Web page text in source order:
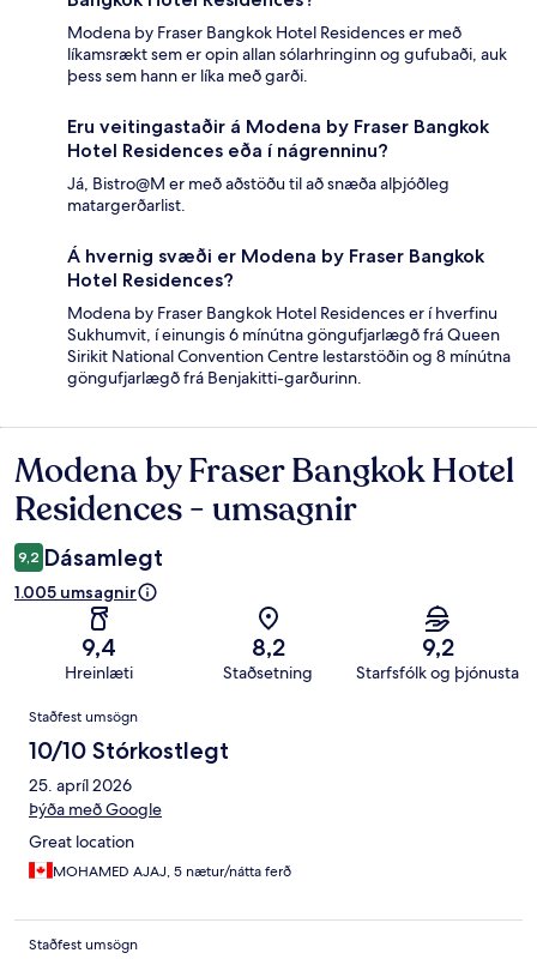
Modena by Fraser Bangkok Hotel Residences er með
líkamsrækt sem er opin allan sólarhringinn og gufubaði, auk
þess sem hann er líka með garði.
Eru veitingastaðir á Modena by Fraser Bangkok
Hotel Residences eða í nágrenninu?
Já, Bistro@M er með aðstöðu til að snæða alþjóðleg
matargerðarlist.
Á hvernig svæði er Modena by Fraser Bangkok
Hotel Residences?
Modena by Fraser Bangkok Hotel Residences er í hverfinu
Sukhumvit, í einungis 6 mínútna göngufjarlægð frá Queen
Sirikit National Convention Centre lestarstöðin og 8 mínútna
göngufjarlægð frá Benjakitti-garðurinn.
Umsagnir
Modena by Fraser Bangkok Hotel
Residences - umsagnir
9,2 Dásamlegt
1.005 umsagnir
9,4
Hreinlæti
8,2
Staðsetning
9,2
Starfsfólk og þjónusta
Umsagnir
Staðfest umsögn
10/10 Stórkostlegt
25. apríl 2026
Þýða með Google
Great location
MOHAMED AJAJ, 5 nætur/nátta ferð
Staðfest umsögn